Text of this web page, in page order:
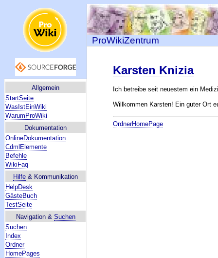
Allgemein
StartSeite
WasIstEinWiki
WarumProWiki
Dokumentation
OnlineDokumentation
CdmlElemente
Befehle
WikiFaq
Hilfe & Kommunikation
HelpDesk
GästeBuch
TestSeite
Navigation & Suchen
Suchen
Index
Ordner
HomePages
ProWikiZentrum
Karsten Knizia
Ich betreibe seit neuestem ein
Willkommen Karsten! Ein guter Ort
OrdnerHomePage